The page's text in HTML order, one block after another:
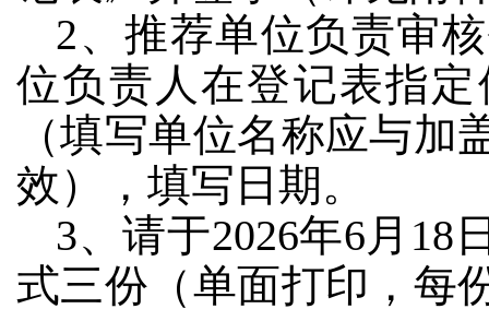
2、推荐单位负责审
位负责人在登记表指
（填写单位名称应与
效），填写日期。
3、请于2026年6月18
式三份（单面打印，每